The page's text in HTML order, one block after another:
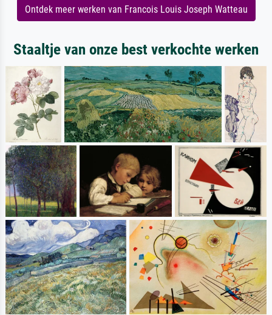
Ontdek meer werken van Francois Louis Joseph Watteau
Staaltje van onze best verkochte werken